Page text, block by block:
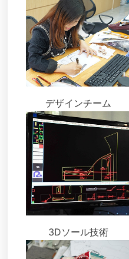
デザインチーム
3Dソール技術